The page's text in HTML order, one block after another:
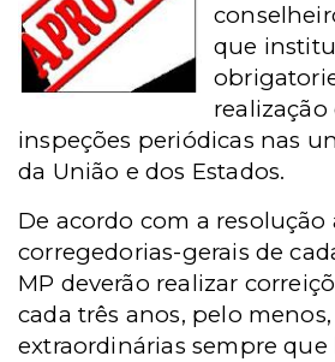
que
realização
inspeções periódicas nas
da União e dos Estados.
De acordo com a resolução
corregedorias-gerais de
MP deverão realizar
cada três anos, pelo
extraordinárias sempre